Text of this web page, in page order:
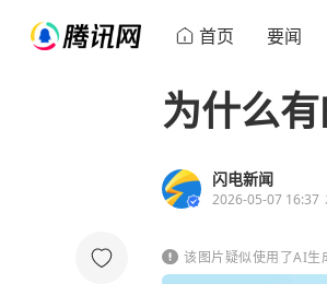
首页 要闻
为什么
闪电新闻
2026-05-07 16:37
该图片疑似使用了AI生